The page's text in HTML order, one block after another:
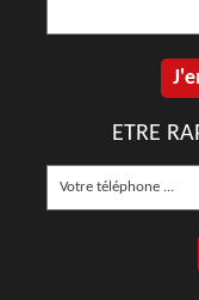
ETRE